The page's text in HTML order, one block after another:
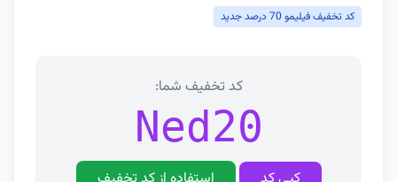
کد تخفیف فیلیمو 70 درصد جدید
کد تخفیف شما:
Ned20